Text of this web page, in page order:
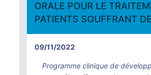
ORALE POUR LE
PATIENTS SOUFFRANT
09/11/2022
Programme clinique de